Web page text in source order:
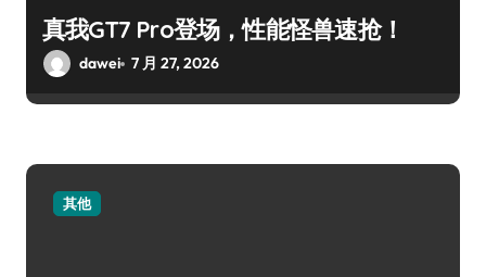
真我GT7 Pro登场，性能怪兽速抢！
dawei 7 月 27, 2026
其他